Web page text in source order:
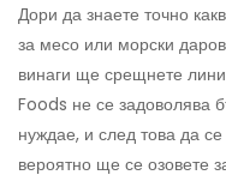
Дори да знаете точно
за месо или морски
винаги ще срещнете
Foods не се задоволява
нуждае, и след това да
вероятно ще се озовете